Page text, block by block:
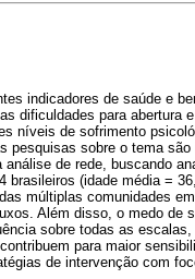
indicadores de saúde e
dificuldades para abertura
níveis de sofrimento
pesquisas sobre o tema
de rede, buscando
(idade média =
múltiplas comunidades
Além disso, o medo de
sobre todas as
para maior
de intervenção com